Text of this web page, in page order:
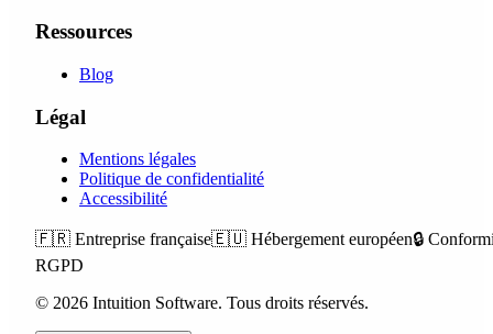
Ressources
Blog
Légal
Mentions légales
Politique de confidentialité
Accessibilité
🇫🇷 Entreprise française🇪🇺 Hébergement européen🔒
RGPD
© 2026 Intuition Software. Tous droits réservés.